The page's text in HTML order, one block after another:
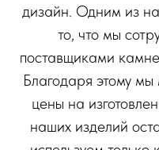
дизайн. Одним из
то, что мы
поставщиками
Благодаря этому
цены на
наших изделий